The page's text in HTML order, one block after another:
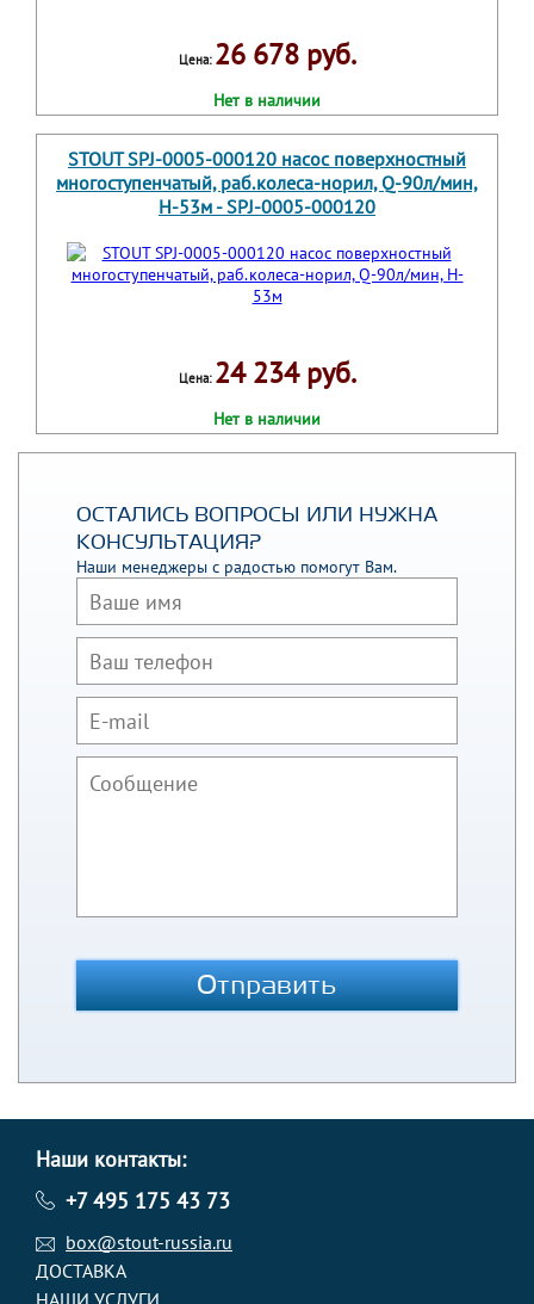
Цена: 26 678 руб.
Нет в наличии
STOUT SPJ-0005-000120 насос поверхностный
многоступенчатый, раб.колеса-норил, Q-90л/мин,
H-53м - SPJ-0005-000120
Цена: 24 234 руб.
Нет в наличии
ОСТАЛИСЬ ВОПРОСЫ ИЛИ НУЖНА
КОНСУЛЬТАЦИЯ?
Наши менеджеры с радостью помогут Вам.
Отправить
Наши контакты:
+7 495 175 43 73
box@stout-russia.ru
ДОСТАВКА